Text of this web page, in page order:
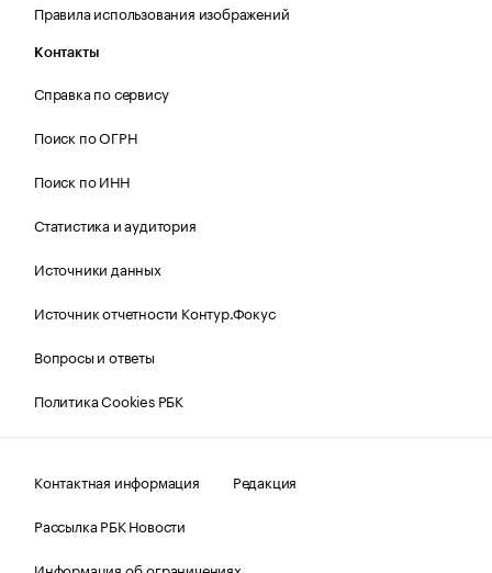
Правила использования изображений
Контакты
Справка по сервису
Поиск по ОГРН
Поиск по ИНН
Статистика и аудитория
Источники данных
Источник отчетности Контур.Фокус
Вопросы и ответы
Политика Cookies РБК
Контактная информация
Редакция
Рассылка РБК Новости